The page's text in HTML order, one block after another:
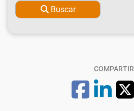
Buscar
COMPARTIR